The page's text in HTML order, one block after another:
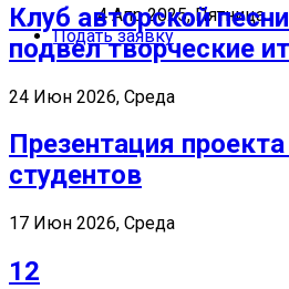
4 Апр 2025, Пятница
Подать заявку
Клуб авторской
подвел творческие
24 Июн 2026, Среда
Презентация
студентов
17 Июн 2026, Среда
12